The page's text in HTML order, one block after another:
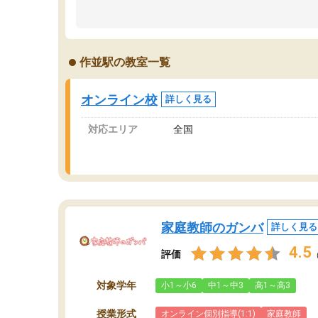
い
作並駅の教室一覧
オンライン校 詳しく見る
対応エリア 全国
家庭教師のガンバ 詳しく見る
評価 4.5
対象学年 小1～小6 中1～中3 高1～高3
授業形式 オンライン個別指導(1:1) 家庭教師